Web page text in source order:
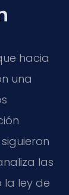
hacia
una
las
la ley de